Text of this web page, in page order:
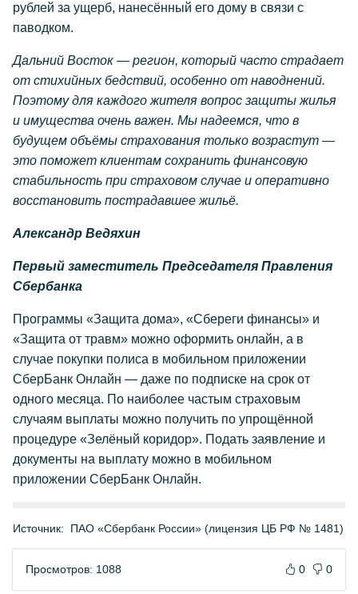
рублей за ущерб, нанесённый его дому в связи с
паводком.
Дальний Восток — регион, который часто страдает
от стихийных бедствий, особенно от наводнений.
Поэтому для каждого жителя вопрос защиты жилья
и имущества очень важен. Мы надеемся, что в
будущем объёмы страхования только возрастут —
это поможет клиентам сохранить финансовую
стабильность при страховом случае и оперативно
восстановить пострадавшее жильё.
Александр Ведяхин
Первый заместитель Председателя Правления
Сбербанка
Программы «Защита дома», «Сбереги финансы» и
«Защита от травм» можно оформить онлайн, а в
случае покупки полиса в мобильном приложении
СберБанк Онлайн — даже по подписке на срок от
одного месяца. По наиболее частым страховым
случаям выплаты можно получить по упрощённой
процедуре «Зелёный коридор». Подать заявление и
документы на выплату можно в мобильном
приложении СберБанк Онлайн.
Источник: ПАО «Сбербанк России» (лицензия ЦБ РФ № 1481)
Просмотров: 1088 0 0